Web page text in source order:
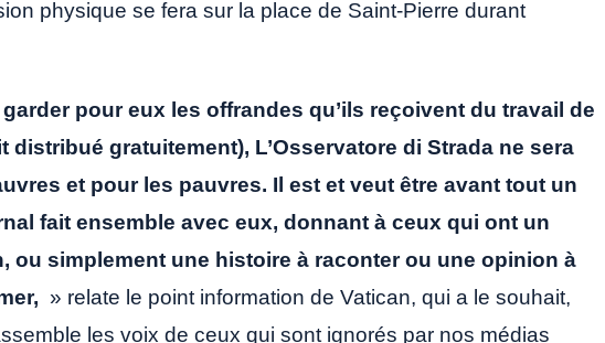
physique se fera sur la place de Saint-Pierre durant
pour eux les offrandes qu’ils reçoivent du travail de
gratuitement), L’Osservatore di Strada ne sera
et pour les pauvres. Il est et veut être avant tout un
fait ensemble avec eux, donnant à ceux qui ont un
ou simplement une histoire à raconter ou une opinion à
» relate le point information de Vatican, qui a le souhait,
les voix de ceux qui sont ignorés par nos médias